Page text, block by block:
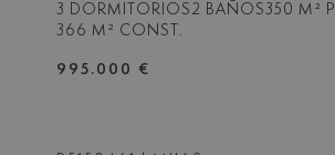
3 DORMITORIOS 2 BAÑOS350 M²
366 M² CONST.
995.000 €